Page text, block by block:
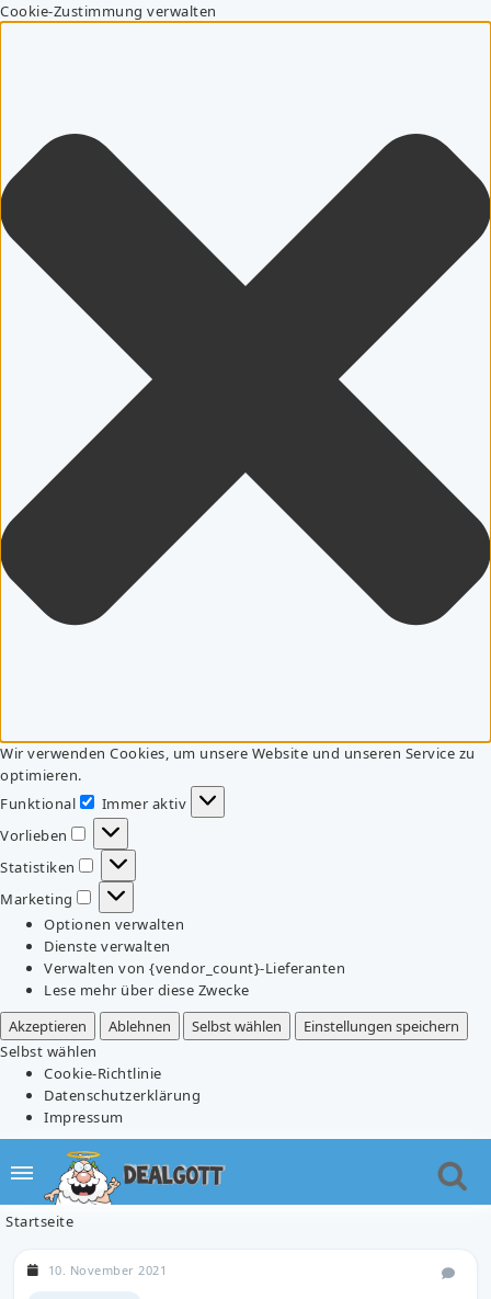
Cookie-Zustimmung verwalten
Wir verwenden Cookies, um unsere Website und unseren Service zu
optimieren.
Funktional
Funktional
Immer aktiv
Vorlieben
Vorlieben
Statistiken
Statistiken
Marketing
Marketing
Optionen verwalten
Dienste verwalten
Verwalten von {vendor_count}-Lieferanten
Lese mehr über diese Zwecke
Akzeptieren
Ablehnen Selbst wählen
Einstellungen speichern
Selbst wählen
Cookie-Richtlinie
Datenschutzerklärung
Impressum
Startseite
10. November 2021